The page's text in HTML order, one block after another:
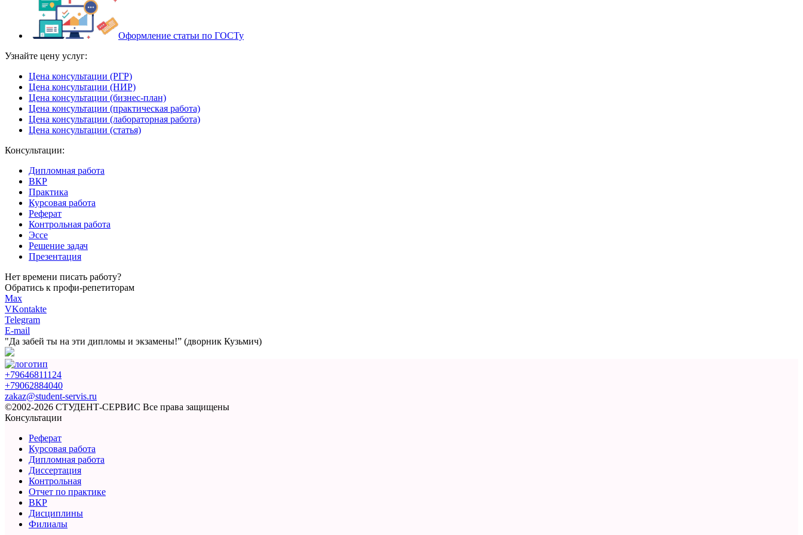
Оформление статьи по ГОСТу
Узнайте цену услуг:
Цена консультации (РГР)
Цена консультации (НИР)
Цена консультации (бизнес-план)
Цена консультации (практическая работа)
Цена консультации (лабораторная работа)
Цена консультации (статья)
Консультации:
Дипломная работа
ВКР
Практика
Курсовая работа
Реферат
Контрольная работа
Эссе
Решение задач
Презентация
Нет времени писать работу?
Обратись к профи-репетиторам
Max
VKontakte
Telegram
E-mail
"Да забей ты на эти дипломы и экзамены!” (дворник Кузьмич)
+79646811124
+79062884040
zakaz@student-servis.ru
©2002-2026 СТУДЕНТ-СЕРВИС Все права защищены
Консультации
Реферат
Курсовая работа
Дипломная работа
Диссертация
Контрольная
Отчет по практике
ВКР
Дисциплины
Филиалы